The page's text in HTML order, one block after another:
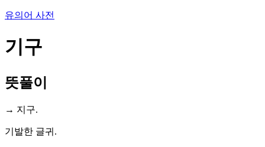
유의어 사전
기구
뜻풀이
→ 지구.
기발한 글귀.